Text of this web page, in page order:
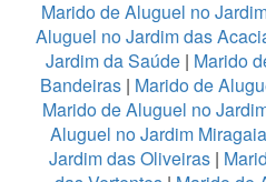
Marido de Aluguel no
Aluguel no Jardim das
Jardim da Saúde| Marido
Bandeiras | Marido de
Marido de Aluguel no
Aluguel no Jardim Miragaia
Jardim das Oliveiras|